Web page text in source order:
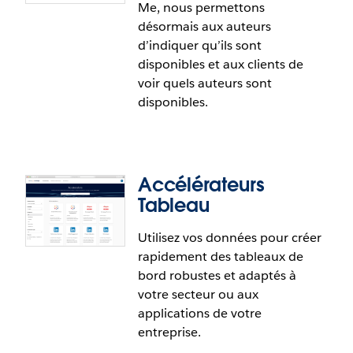
Cette nouvelle fonctionnalité vous permet de créer
des tableaux de bord personnalisés attrayants plus
rapidement, en conservant la cohérence visuelle
des objets déjà mis en forme.
Tableau Exchange
The Extension Gallery that you know and love is
now the Tableau Exchange! The Tableau Exchange
is your one-stop-shop for offerings that can help
Me, nous permettons
désormais aux auteurs
d’indiquer qu’ils sont
disponibles et aux clients de
voir quels auteurs sont
disponibles.
Bouton Hire Me
Tableau Public est devenu le point de
rassemblement de nombreux membres les plus
respectés, les plus influents et les plus créatifs de la
Accélérateurs
Tableau
Utilisez vos données pour créer
rapidement des tableaux de
bord robustes et adaptés à
votre secteur ou aux
applications de votre
entreprise.